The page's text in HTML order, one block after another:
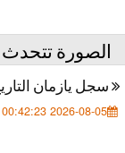
الصورة تتحدث
سجل يازمان
2026-08-05 00:42:23